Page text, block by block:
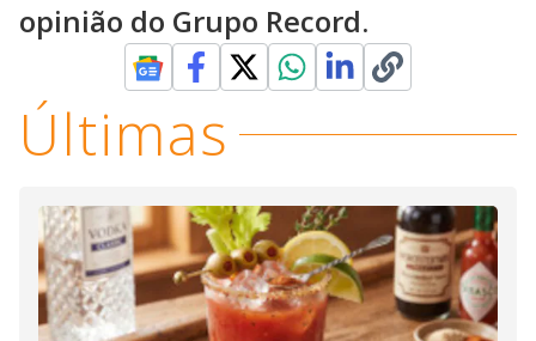
opinião do Grupo Record.
Últimas